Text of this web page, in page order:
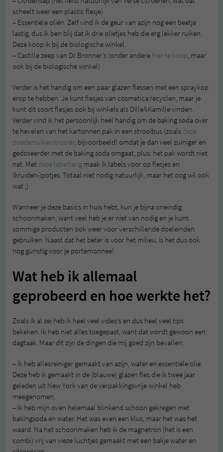
scheelt weer een plastic flesje)
– Essentiële oliën. Zelf vind ik de geur van azijn nog een beetje
lastig, dus ik ben blij dat ik drie olietjes heb die erg lekker ruiken.
Deze koop ik bij de biologische winkel.
– Castille zeep van Dr Bronner’s (onder andere hier te koop, maar
ook bij de biologische winkel)
Verder is het handig om een paar glazen flessen met een spraykop
erop te hebben. Je kunt flesjes van cosmetica recyclen, maar je
kunt dit soort flesjes ook bij winkels als Dille&Kamille vinden.
Verder vind ik het persoonlijk heel handig om de baking soda over
te hevelen van het kartonnen pak in een strooibus (zoals deze
poedersuikerstrooier, bijvoorbeeld) omdat je dan veel zuiniger en
gedoseerder met de baking soda omgaat, plus: het pak wordt niet
nat. Met deze labeltang maak ik labels voor op flesjes en
(kruiden-)potjes. Totaal niet nodig natuurlijk, maar het oog wil ook
wat ;)
Wanneer je deze basics in huis hebt, kun je bijna oneindig
schoonmaken, want veel heb je er niet van nodig en je kunt
sommige producten ook weer voor verschillende doeleinden
gebruiken. Naast dat het beter is voor het milieu, is het dus ook
nog gunstig voor je portemonnee!
Wat heb ik allemaal
geprobeerd en hoe werkte het?
Zoals ik al zei heb ik heel veel video’s en dus heel veel tips
bekeken. Ik heb niet alles toegepast, want dat wordt gewoon een
dagtaak. Maar dit zijn de dingen die mij goed zijn bevallen:
– ik heb allesreiniger gemaakt van azijn, water en essentiële olie.
Deze heb ik gemaakt in de (blauwe) glazen fles die ik twee jaar
geleden uit New York van de verpakkingsvrije winkel heb
meegenomen.
– ik heb mijn oven helemaal blinkend schoon gekregen met
bakingsoda en water. Het was even een klus, maar het was het
waard. Na het schoonmaken heb ik de magnetron (het is een
combi) vrij van vieze luchtjes gemaakt met een bakje water en